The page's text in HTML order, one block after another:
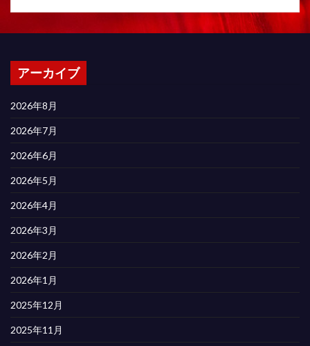
アーカイブ
2026年8月
2026年7月
2026年6月
2026年5月
2026年4月
2026年3月
2026年2月
2026年1月
2025年12月
2025年11月